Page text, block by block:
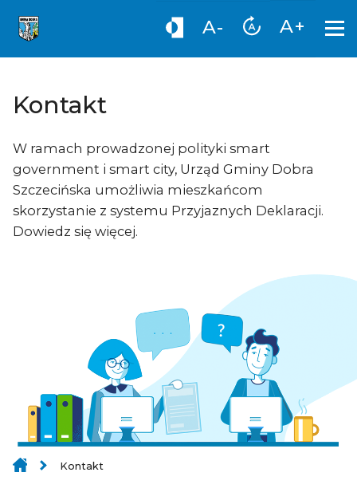
A- A+
Kontakt
W ramach prowadzonej polityki smart
government i smart city, Urząd Gminy Dobra
Szczecińska umożliwia mieszkańcom
skorzystanie z systemu Przyjaznych Deklaracji.
Dowiedz się więcej.
Kontakt